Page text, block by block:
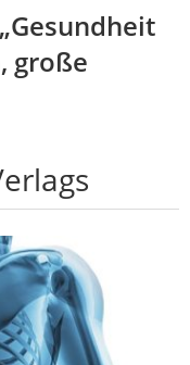
große